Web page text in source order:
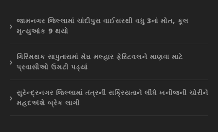
જામનગર જિલ્લામાં ચાંદીપુરા વાઈસરથી વધુ 3નાં મોત, કૂલ
મૃત્યુઆંક 9 થયો
ગિરિમથક સાપુતારામાં મેઘ મલ્હાર ફેસ્ટિવલને માણવા માટે
પ્રવાસીઓ ઉમટી પડ્યાં
સુરેન્દ્રનગર જિલ્લામાં તંત્રની સક્રિયતાને લીધે ખનીજની ચોરીને
મહદઅંશે બ્રેક લાગી